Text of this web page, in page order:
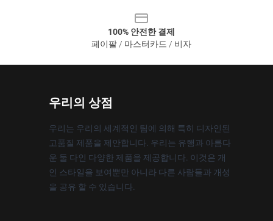
100% 안전한 결제
페이팔 / 마스터카드 / 비자
우리의 상점
우리는 우리의 세계적인 팀에 의해 특히 디자인된
고품질 제품을 제안합니다. 우리는 유행과 아름다
운 둘 다인 다양한 제품을 제공합니다. 이것은 개
인 스타일을 보여뿐만 아니라 다른 사람들과 개성
을 공유 할 수 있습니다.